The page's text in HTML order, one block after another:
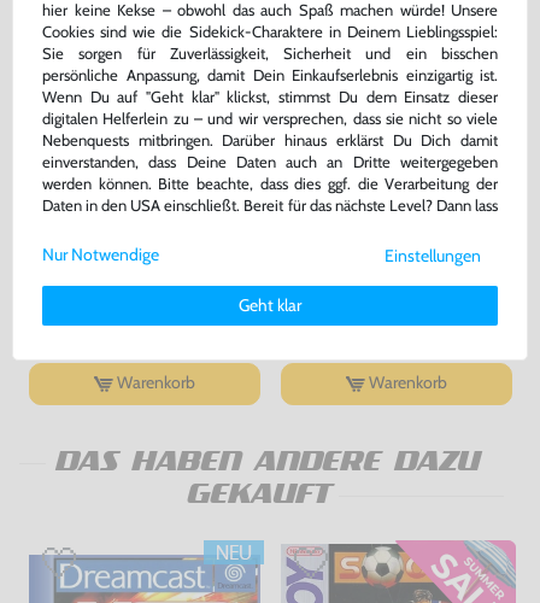
Ishido
NEU & OVP
Warenkorb
Netzteil / AC Adapter UK + DE /
EU Reisestecker
NEU & OVP
Warenkorb
DAS HABEN ANDERE DAZU
GEKAUFT
hier keine Kekse – obwohl das auch Spaß machen würde! Unsere
Cookies sind wie die Sidekick-Charaktere in Deinem Lieblingsspiel:
Sie sorgen für Zuverlässigkeit, Sicherheit und ein bisschen
persönliche Anpassung, damit Dein Einkaufserlebnis einzigartig ist.
Wenn Du auf "Geht klar" klickst, stimmst Du dem Einsatz dieser
digitalen Helferlein zu – und wir versprechen, dass sie nicht so viele
Nebenquests mitbringen. Darüber hinaus erklärst Du Dich damit
einverstanden, dass Deine Daten auch an Dritte weitergegeben
werden können. Bitte beachte, dass dies ggf. die Verarbeitung der
Daten in den USA einschließt. Bereit für das nächste Level? Dann lass
Weitere Informationen zu den von uns verwendeten Cookies und
Deinen Rechten als Nutzer findest Du in unsererDaten­schutz­
Impressum.
Einstellungen
Geht klar
Nur Notwendige